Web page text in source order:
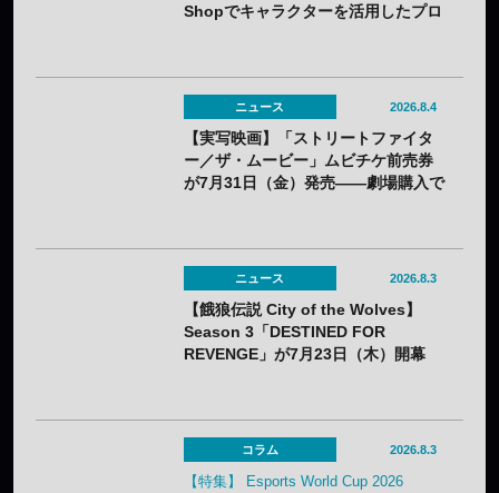
Shopでキャラクターを活用したプロ
ニュース 2026.8.4
【実写映画】「ストリートファイタ
ー／ザ・ムービー」ムビチケ前売券
が7月31日（金）発売——劇場購入で
ニュース 2026.8.3
【餓狼伝説 City of the Wolves】
Season 3「DESTINED FOR
REVENGE」が7月23日（木）開幕
コラム 2026.8.3
【特集】 Esports World Cup 2026